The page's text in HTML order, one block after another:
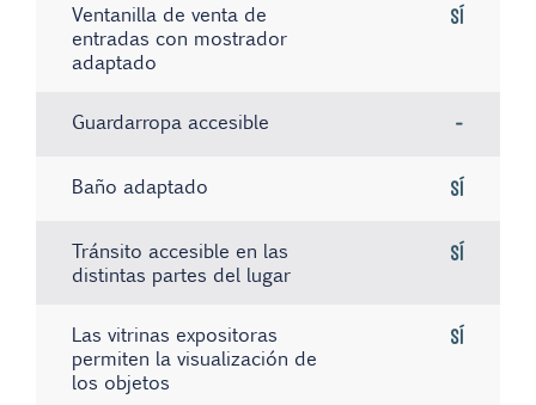
Ventanilla de venta de
entradas con mostrador
adaptado
Sí
Guardarropa accesible -
Baño adaptado Sí
Tránsito accesible en las
distintas partes del lugar
Sí
Las vitrinas expositoras
permiten la visualización de
los objetos
Sí